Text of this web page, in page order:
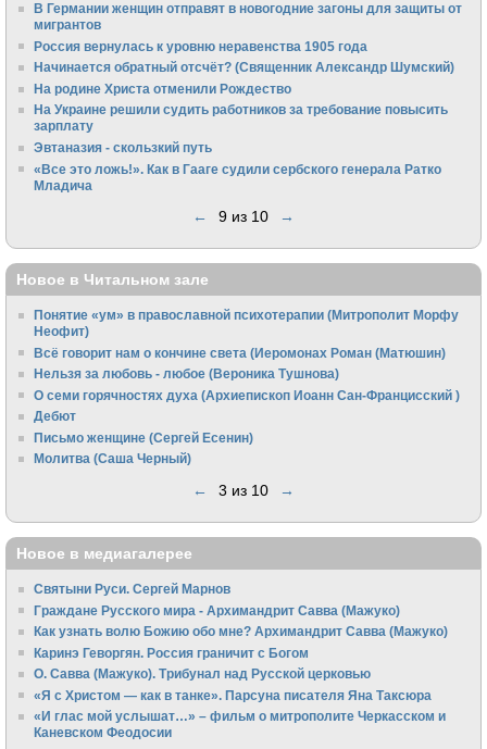
В Германии женщин отправят в новогодние загоны для защиты от
мигрантов
Россия вернулась к уровню неравенства 1905 года
Начинается обратный отсчёт? (Священник Александр Шумский)
На родине Христа отменили Рождество
На Украине решили судить работников за требование повысить
зарплату
Эвтаназия - скользкий путь
«Все это ложь!». Как в Гааге судили сербского генерала Ратко
Младича
← 9 из 10 →
Новое в Читальном зале
Понятие «ум» в православной психотерапии (Митрополит Морфу
Неофит)
Всё говорит нам о кончине света (Иеромонах Роман (Матюшин)
Нельзя за любовь - любое (Вероника Тушнова)
О семи горячностях духа (Архиепископ Иоанн Сан-Францисский )
Дебют
Письмо женщине (Сергей Есенин)
Молитва (Саша Черный)
← 3 из 10 →
Новое в медиагалерее
Святыни Руси. Сергей Марнов
Граждане Русского мира - Архимандрит Савва (Мажуко)
Как узнать волю Божию обо мне? Архимандрит Савва (Мажуко)
Каринэ Геворгян. Россия граничит с Богом
О. Савва (Мажуко). Трибунал над Русской церковью
«Я с Христом — как в танке». Парсуна писателя Яна Таксюра
«И глас мой услышат…» – фильм о митрополите Черкасском и
Каневском Феодосии